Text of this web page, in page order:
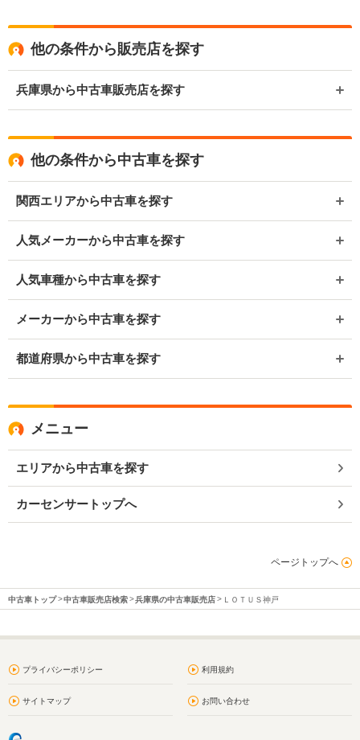
他の条件から販売店を探す
兵庫県から中古車販売店を探す
他の条件から中古車を探す
関西エリアから中古車を探す
人気メーカーから中古車を探す
人気車種から中古車を探す
メーカーから中古車を探す
都道府県から中古車を探す
メニュー
エリアから中古車を探す
カーセンサートップへ
ページトップへ
中古車トップ 中古車販売店検索 兵庫県の中古車販売店 ＬＯＴＵＳ神戸
プライバシーポリシー 利用規約
サイトマップ お問い合わせ